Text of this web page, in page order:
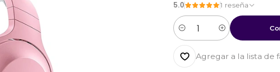
5.0 1 reseña
Cantidad
Agregar a la lista de